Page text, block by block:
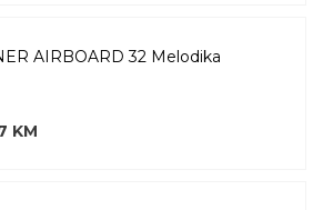
AIRBOARD 32 Melodika
KM